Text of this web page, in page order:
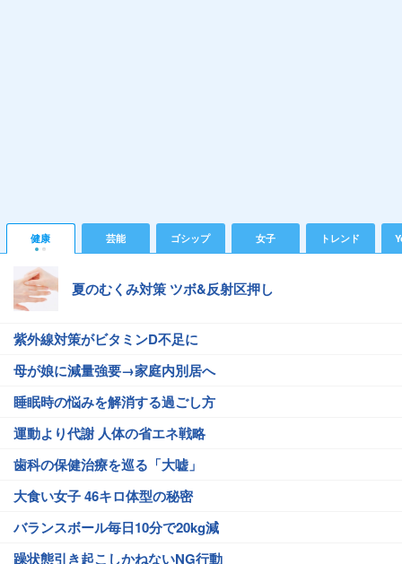
健康 芸能 ゴシップ 女子 トレンド
夏のむくみ対策 ツボ&反射区押し
紫外線対策がビタミンD不足に
母が娘に減量強要→家庭内別居へ
睡眠時の悩みを解消する過ごし方
運動より代謝 人体の省エネ戦略
歯科の保健治療を巡る「大嘘」
大食い女子 46キロ体型の秘密
バランスボール毎日10分で20kg減
躁状態引き起こしかねないNG行動